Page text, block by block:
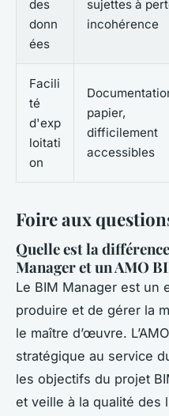
des
donn
ées
sujettes à
incohérence
Facili
té
d'exp
loitati
on
papier,
difficilement
accessibles
Foire aux
Quelle est la
Manager et un AMO
Le BIM Manager est un
produire et de gérer la
le maître d’œuvre.
stratégique au service
les objectifs du projet
et veille à la qualité des